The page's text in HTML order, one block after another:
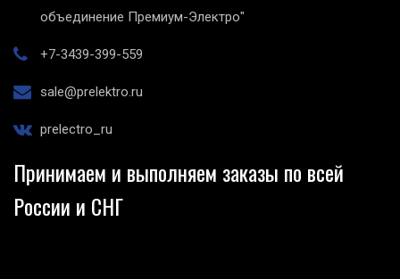
объединение Премиум-Электро"
+7-3439-399-559
sale@prelektro.ru
prelectro_ru
Принимаем и выполняем заказы по всей
России и СНГ